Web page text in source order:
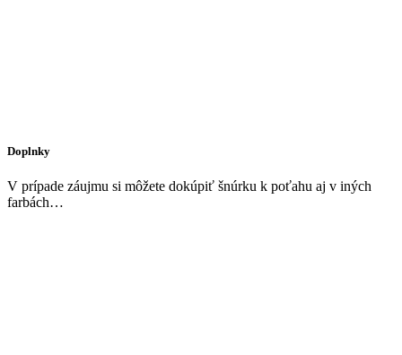
Doplnky
V prípade záujmu si môžete dokúpiť šnúrku k poťahu aj v iných
farbách…